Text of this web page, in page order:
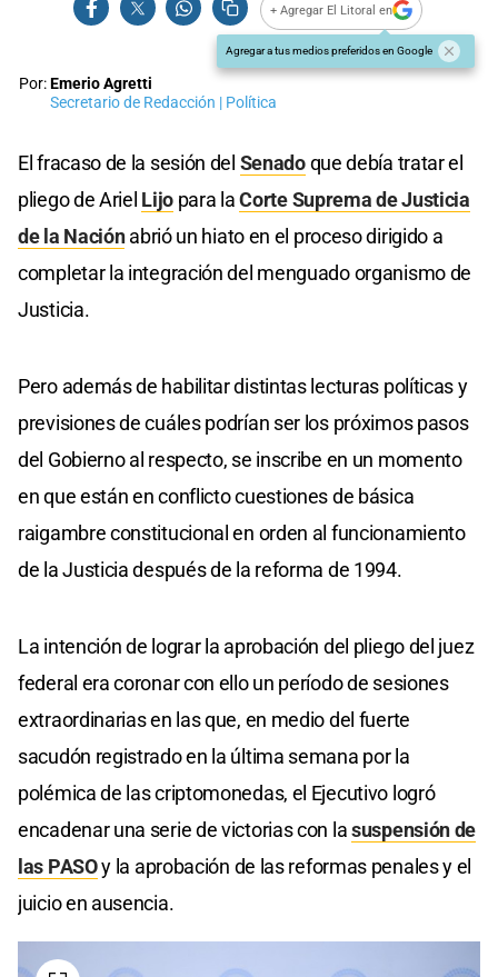
+ Agregar El Litoral en
Agregar a tus medios preferidos en Google
Por:Emerio Agretti
Secretario de Redacción | Política
El fracaso de la sesión del Senadoque debía tratar el
pliego de Ariel Lijo para laCorte Suprema de Justicia
de la Naciónabrió un hiato en el proceso dirigido a
completar la integración del menguado organismo de
Justicia.
Pero además de habilitar distintas lecturas políticas y
previsiones de cuáles podrían ser los próximos pasos
del Gobierno al respecto, se inscribe en un momento
en que están en conflicto cuestiones de básica
raigambre constitucional en orden al funcionamiento
de la Justicia después de la reforma de 1994.
La intención de lograr la aprobación del pliego del juez
federal era coronar con ello un período de sesiones
extraordinarias en las que, en medio del fuerte
sacudón registrado en la última semana por la
polémica de las criptomonedas, el Ejecutivo logró
encadenar una serie de victorias con lasuspensión de
las PASOy la aprobación de las reformas penales y el
juicio en ausencia.